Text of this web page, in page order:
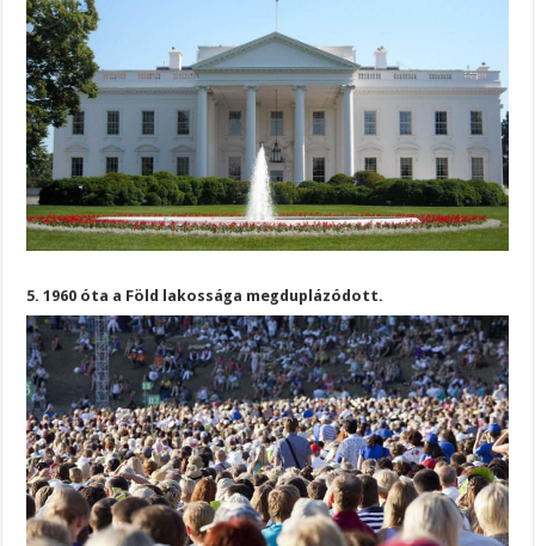
5. 1960 óta a Föld lakossága megduplázódott.